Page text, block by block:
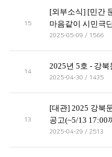
15
[외부소식] [민간
마음같이 시민극
2025-05-09 / 1566
14
2025년 5호 - 강
2025-04-30 / 1435
13
[대관] 2025 강북
공고(~5/13 17:00
2025-04-29 / 2513